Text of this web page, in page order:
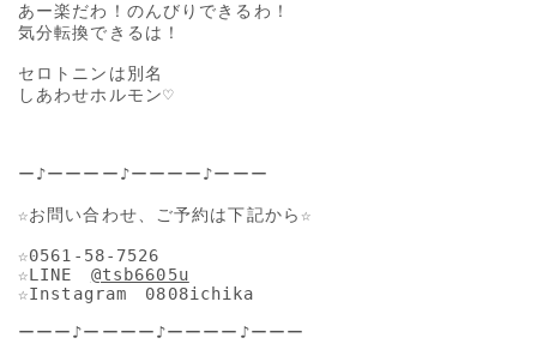
あー楽だわ！のんびりできるわ！
気分転換できるは！
セロトニンは別名
しあわせホルモン♡
ー♪ーーーー♪ーーーー♪ーーー
☆お問い合わせ、ご予約は下記から☆
☆0561-58-7526
☆LINE @tsb6605u
☆Instagram　0808ichika
ーーー♪ーーーー♪ーーーー♪ーーー